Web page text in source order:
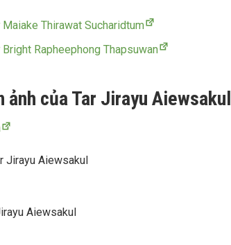
Thirawat Sucharidtum
Rapheephong Thapsuwan
ảnh của Tar Jirayu Aiewsakul
Jirayu Aiewsakul
Aiewsakul